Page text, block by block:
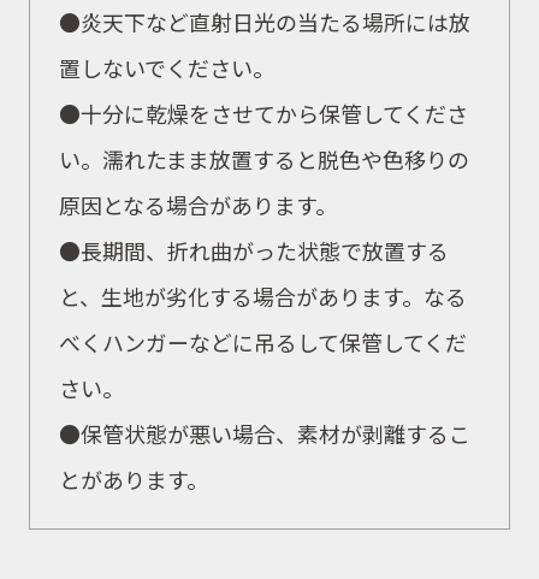
●炎天下など直射日光の当たる場所には放
置しないでください。
●十分に乾燥をさせてから保管してくださ
い。濡れたまま放置すると脱色や色移りの
原因となる場合があります。
●長期間、折れ曲がった状態で放置する
と、生地が劣化する場合があります。なる
べくハンガーなどに吊るして保管してくだ
さい。
●保管状態が悪い場合、素材が剥離するこ
とがあります。